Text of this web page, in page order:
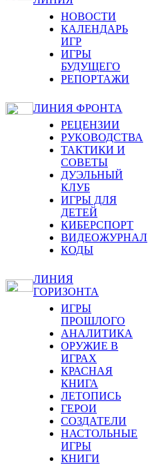
НОВОСТИ
КАЛЕНДАРЬ
ИГР
ИГРЫ
БУДУЩЕГО
РЕПОРТАЖИ
ЛИНИЯ ФРОНТА
РЕЦЕНЗИИ
РУКОВОДСТВА
ТАКТИКИ И
СОВЕТЫ
ДУЭЛЬНЫЙ
КЛУБ
ИГРЫ ДЛЯ
ДЕТЕЙ
КИБЕРСПОРТ
ВИДЕОЖУРНАЛ
КОДЫ
ЛИНИЯ
ГОРИЗОНТА
ИГРЫ
ПРОШЛОГО
АНАЛИТИКА
ОРУЖИЕ В
ИГРАХ
КРАСНАЯ
КНИГА
ЛЕТОПИСЬ
ГЕРОИ
СОЗДАТЕЛИ
НАСТОЛЬНЫЕ
ИГРЫ
КНИГИ